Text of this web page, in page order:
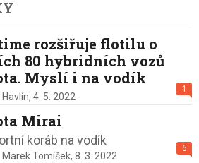
rozšiřuje flotilu o
80 hybridních vozů
Myslí i na vodík
1
4. 5. 2022
Mirai
koráb na vodík
6
Marek Tomíšek, 8. 3. 2022